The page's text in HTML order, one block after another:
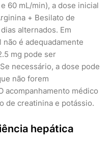
60 mL/min), a dose inicial
+ Besilato de
alternados. Em
é adequadamente
mg pode ser
necessário, a dose pode
não forem
acompanhamento médico
de creatinina e potássio.
hepática